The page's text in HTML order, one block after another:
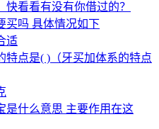
快看看有没有你借过的？
买吗 具体情况如下
适
特点是( )（牙买加体系的特点
是什么意思 主要作用在这